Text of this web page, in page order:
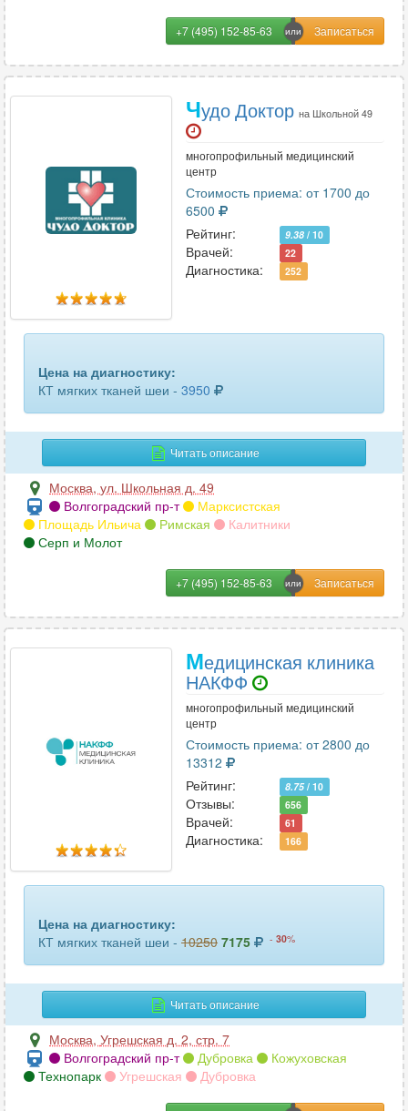
33
51
почек и мочевыводящих путей 36
пояснично-крестцового отдела позвоночника
поясничного отдела позвоночника 23
предплечья
пяточных костей
селезенки
4
сосудов головного мозга
сосудов шеи
средостения
54
тазобедренного сустава
шейного отдела позвоночника
щитовидной железы
+7 (495) 152-85-63
Чудо Доктор на Школьной 49
многопрофильный медицинский
центр
Стоимость приема: от 1700 до
6500
Рейтинг:
9.38 / 10
Врачей: 22
Диагностика: 252
Цена на диагностику:
КТ мягких тканей шеи - 3950
Читать описание
Москва, ул. Школьная д. 49
Волгоградский пр-т
Марксистская
Площадь Ильича
Римская
Калитники
Серп и Молот
+7 (495) 152-85-63
Медицинская клиника
НАКФФ
многопрофильный медицинский
центр
Стоимость приема: от 2800 до
13312
Рейтинг:
8.75/ 10
Отзывы: 656
Врачей: 61
Диагностика: 166
Цена на диагностику:
КТ мягких тканей шеи - 10250 7175 - 30%
Читать описание
Москва, Угрешская д. 2, стр. 7
Волгоградский пр-т
Дубровка
Кожуховская
Технопарк
Угрешская Дубровка